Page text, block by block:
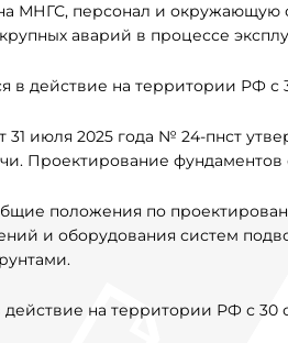
МНГС, персонал и окружающую
аварий в процессе
в действие на территории РФ с
31 июля 2025 года № 24-пнст
Проектирование
положения по
и оборудования систем
действие на территории РФ с 30